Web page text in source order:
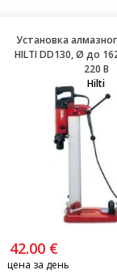
Установка
HILTI DD130, Ø до
220 B
Hilti
42.00 €
цена за день